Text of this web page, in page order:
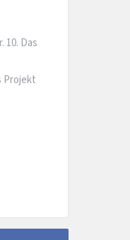
Das
Projekt